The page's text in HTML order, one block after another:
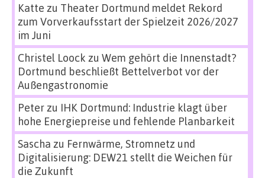
Katte zu Theater Dortmund meldet Rekord
zum Vorverkaufsstart der Spielzeit 2026/2027
im Juni
Christel Loock zu Wem gehört die Innenstadt?
Dortmund beschließt Bettelverbot vor der
Außengastronomie
Peterzu IHK Dortmund: Industrie klagt über
hohe Energiepreise und fehlende Planbarkeit
Sascha zu Fernwärme, Stromnetz und
Digitalisierung: DEW21 stellt die Weichen für
die Zukunft